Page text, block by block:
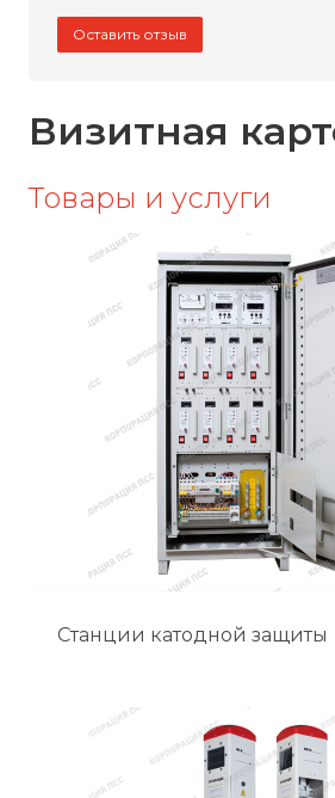
Оставить отзыв
Визитная
Товары и услуги
Станции катодной защиты